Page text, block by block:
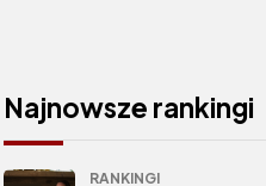
Najnowsze rankingi
RANKINGI